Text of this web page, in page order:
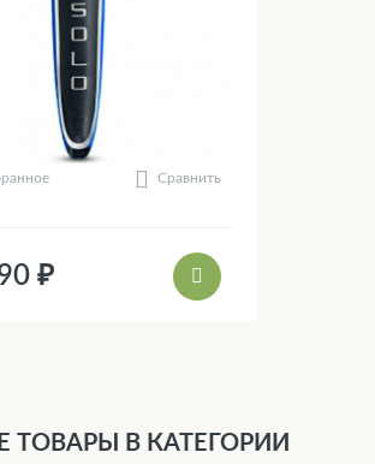
Сравнить
₽
ТОВАРЫ В КАТЕГОРИИ